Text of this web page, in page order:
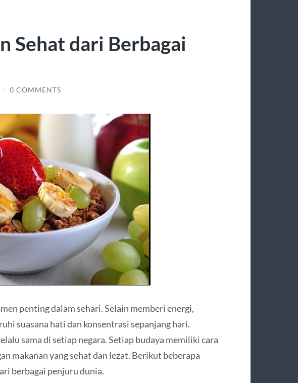
Sehat dari Berbagai
/ 0 COMMENTS
penting dalam sehari. Selain memberi energi,
suasana hati dan konsentrasi sepanjang hari.
sama di setiap negara. Setiap budaya memiliki cara
makanan yang sehat dan lezat. Berikut beberapa
berbagai penjuru dunia.